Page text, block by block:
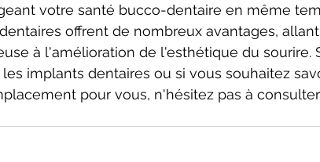
votre santé bucco-dentaire en même
offrent de nombreux avantages,
à l'amélioration de l'esthétique du sourire.
implants dentaires ou si vous souhaitez
pour vous, n'hésitez pas à